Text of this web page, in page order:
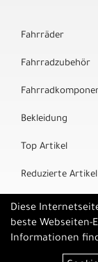
Fahrräder
Fahrradzubehör
Bekleidung
Top Artikel
Reduzierte Artikel
Marken
Diese
beste Webseiten-
Informationen